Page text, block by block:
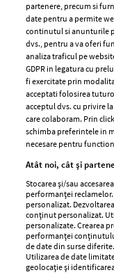
ELLE Style
2024
Despre ELLE
Romania
Contact
Abonamente
GSP
Unica
Baby
Retete
Pariază
partenere, precum si
date pentru a permite
continutul si anunturile
dvs., pentru a va oferi
analiza traficul pe
GDPR in legatura cu
fi exercitate prin
acceptati folosirea
acceptul dvs. cu privire
care colaboram. Prin click
schimba preferintele in
necesare pentru
Atât noi, cât și
Stocarea și/sau
performanței
personalizat.
conținut personalizat.
personalizate. Crearea
performanței
de date din surse
Utilizarea de date
geolocație și